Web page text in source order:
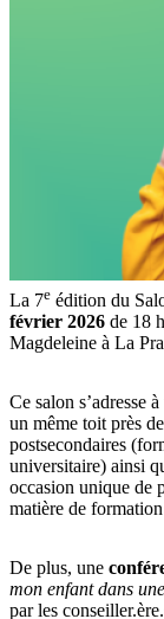
La 7e édition du
février 2026 de 18
Magdeleine à La
Ce salon s’adresse
un même toit près
postsecondaires
universitaire) ainsi
occasion unique de
matière de
De plus, une
mon enfant dans
par les